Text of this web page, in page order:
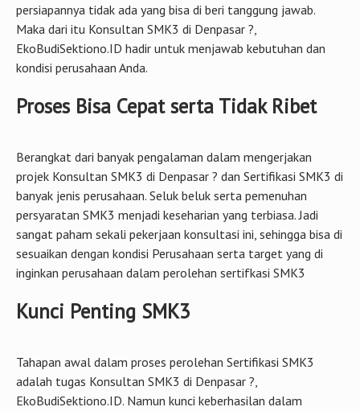
persiapannya tidak ada yang bisa di beri tanggung jawab.
Maka dari itu Konsultan SMK3 di Denpasar ?,
EkoBudiSektiono.ID hadir untuk menjawab kebutuhan dan
kondisi perusahaan Anda.
Proses Bisa Cepat serta Tidak Ribet
Berangkat dari banyak pengalaman dalam mengerjakan
projek Konsultan SMK3 di Denpasar ? dan Sertifikasi SMK3 di
banyak jenis perusahaan. Seluk beluk serta pemenuhan
persyaratan SMK3 menjadi keseharian yang terbiasa. Jadi
sangat paham sekali pekerjaan konsultasi ini, sehingga bisa di
sesuaikan dengan kondisi Perusahaan serta target yang di
inginkan perusahaan dalam perolehan sertifkasi SMK3
Kunci Penting SMK3
Tahapan awal dalam proses perolehan Sertifikasi SMK3
adalah tugas Konsultan SMK3 di Denpasar ?,
EkoBudiSektiono.ID. Namun kunci keberhasilan dalam